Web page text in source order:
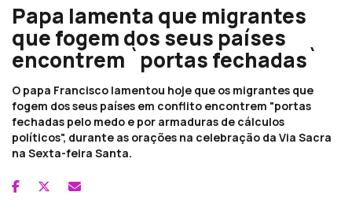
Papa lamenta que migrantes
que fogem dos seus países
encontrem `portas fechadas`
O papa Francisco lamentou hoje que os migrantes que
fogem dos seus países em conflito encontrem "portas
fechadas pelo medo e por armaduras de cálculos
políticos", durante as orações na celebração da Via Sacra
na Sexta-feira Santa.